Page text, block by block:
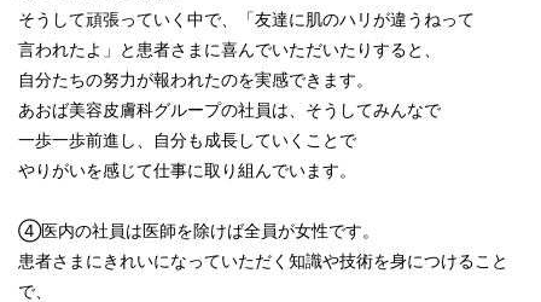
そうして頑張っていく中で、「友達に肌のハリが違うねって
言われたよ」と患者さまに喜んでいただいたりすると、
自分たちの努力が報われたのを実感できます。
あおば美容皮膚科グループの社員は、そうしてみんなで
一歩一歩前進し、自分も成長していくことで
やりがいを感じて仕事に取り組んでいます。
④医内の社員は医師を除けば全員が女性です。
患者さまにきれいになっていただく知識や技術を身につけること
で、